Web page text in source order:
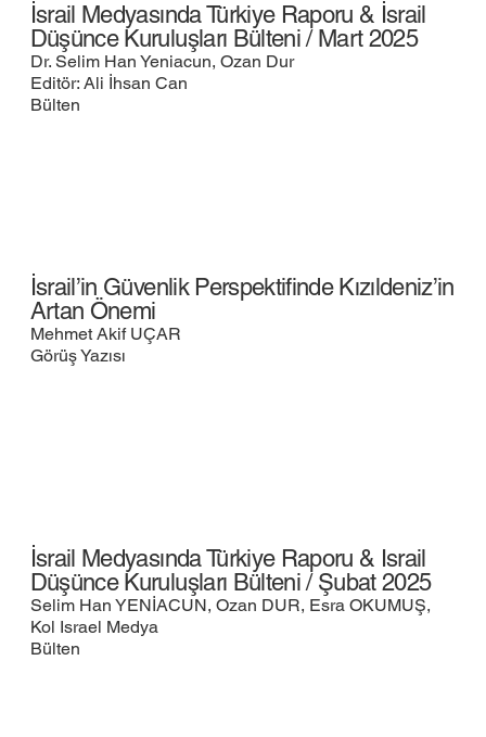
İsrail Medyasında Türkiye Raporu & İsrail
Düşünce Kuruluşları Bülteni / Mart 2025
Dr. Selim Han Yeniacun, Ozan Dur
Editör: Ali İhsan Can
Bülten
İsrail’in Güvenlik Perspektifinde Kızıldeniz’in
Artan Önemi
Mehmet Akif UÇAR
Görüş Yazısı
İsrail Medyasında Türkiye Raporu & Israil
Düşünce Kuruluşları Bülteni / Şubat 2025
Selim Han YENİACUN, Ozan DUR, Esra OKUMUŞ,
Kol Israel Medya
Bülten